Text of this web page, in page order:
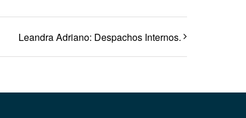
Leandra Adriano: Despachos Internos.